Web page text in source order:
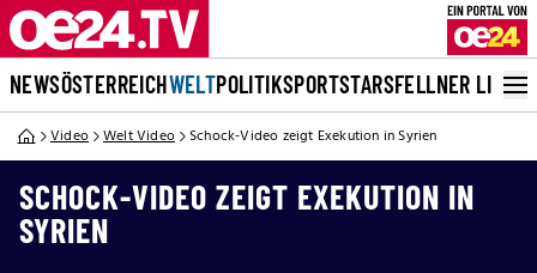
NEWSÖSTERREICHWELTPOLITIKSPORTSTARSFELLNER LIVE
Video Welt Video Schock-Video zeigt Exekution in Syrien
SCHOCK-VIDEO ZEIGT EXEKUTION IN
SYRIEN